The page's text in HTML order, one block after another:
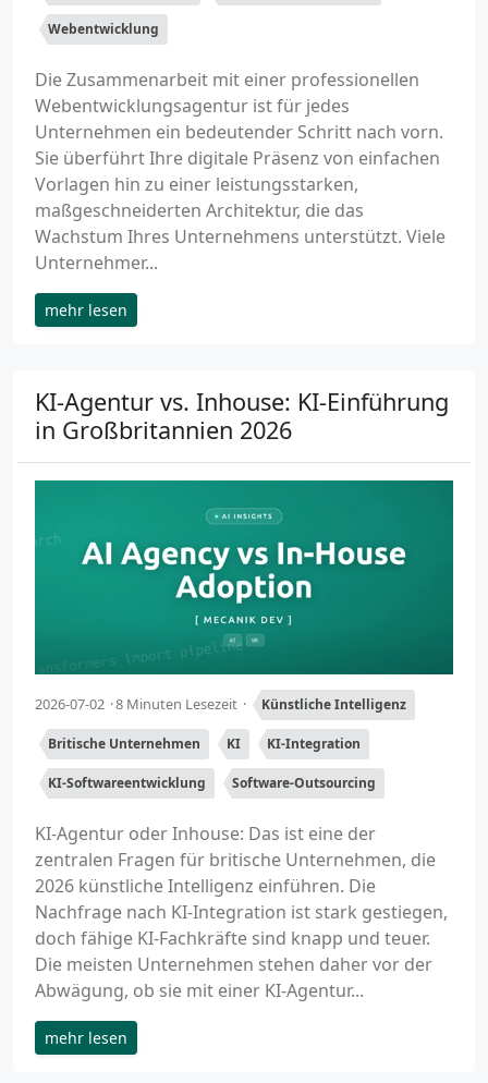
Webentwicklung
Die Zusammenarbeit mit einer professionellen
Webentwicklungsagentur ist für jedes
Unternehmen ein bedeutender Schritt nach vorn.
Sie überführt Ihre digitale Präsenz von einfachen
Vorlagen hin zu einer leistungsstarken,
maßgeschneiderten Architektur, die das
Wachstum Ihres Unternehmens unterstützt. Viele
Unternehmer...
mehr lesen
KI-Agentur vs. Inhouse: KI-Einführung
in Großbritannien 2026
2026-07-02 8 Minuten Lesezeit Künstliche Intelligenz
Britische Unternehmen KI KI-Integration
KI-Softwareentwicklung Software-Outsourcing
KI-Agentur oder Inhouse: Das ist eine der
zentralen Fragen für britische Unternehmen, die
2026 künstliche Intelligenz einführen. Die
Nachfrage nach KI-Integration ist stark gestiegen,
doch fähige KI-Fachkräfte sind knapp und teuer.
Die meisten Unternehmen stehen daher vor der
Abwägung, ob sie mit einer KI-Agentur...
mehr lesen